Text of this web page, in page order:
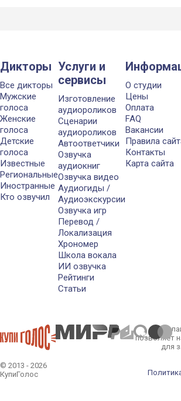
Дикторы
Все дикторы
Мужские
голоса
Женские
голоса
Детские
голоса
Известные
Региональные
Иностранные
Кто озвучил
Услуги и
сервисы
Изготовление
аудиороликов
Сценарии
аудиороликов
Автоответчики
Озвучка
аудиокниг
Озвучка видео
Аудиогиды /
Аудиоэкскурсии
Озвучка игр
Перевод /
Локализация
Хрономер
Школа вокала
ИИ озвучка
Рейтинги
Статьи
О студии
Цены
Оплата
FAQ
Вакансии
Правила
Контакты
Карта сайта
© 2013 - 2026
КупиГолос
позволяет
для